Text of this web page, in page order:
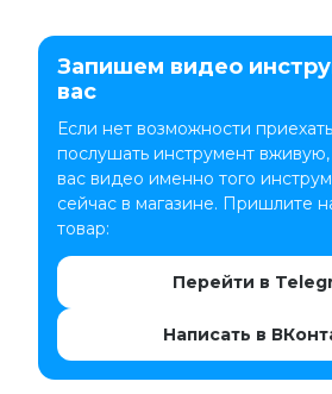
Запишем видео
вас
Если нет возможности
послушать инструмент
вас видео именно того
сейчас в магазине. Пришлите
товар:
Перейти в
Написать в